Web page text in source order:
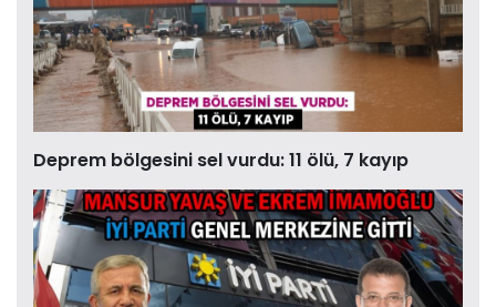
Deprem bölgesini sel vurdu: 11 ölü, 7 kayıp